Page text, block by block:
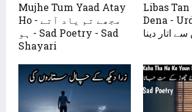
Mujhe Tum Yaad Atay
Ho - مجھے تم یاد آتے
ہو - Sad Poetry - Sad
Shayari
Libas
Dena -
اتار دینا